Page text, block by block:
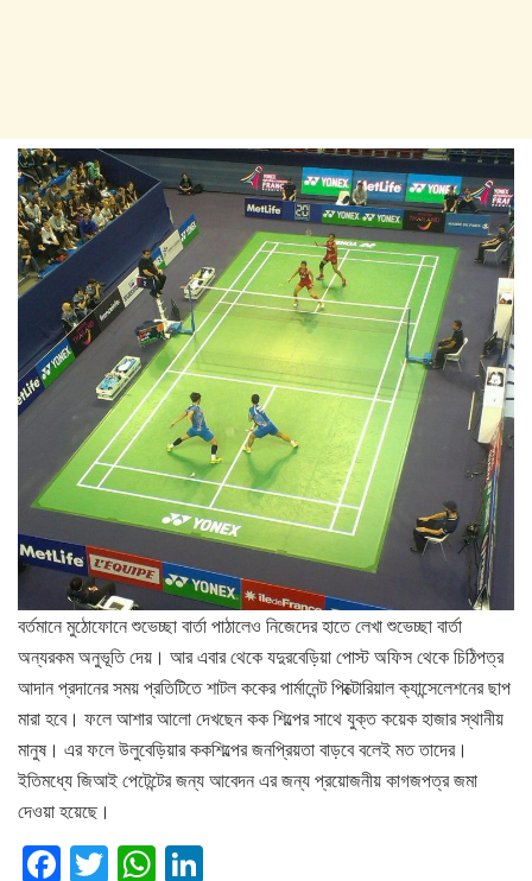
বর্তমানে মুঠোফোনে শুভেচ্ছা বার্তা পাঠালেও নিজেদের হাতে লেখা শুভেচ্ছা বার্তা
অন্যরকম অনুভূতি দেয়। আর এবার থেকে যদুরবেড়িয়া পোস্ট অফিস থেকে চিঠিপত্র
আদান প্রদানের সময় প্রতিটিতে শাটল ককের পার্মানেন্ট পিক্টোরিয়াল ক্যান্সেলেশনের ছাপ
মারা হবে। ফলে আশার আলো দেখছেন কক শিল্পের সাথে যুক্ত কয়েক হাজার স্থানীয়
মানুষ। এর ফলে উলুবেড়িয়ার ককশিল্পের জনপ্রিয়তা বাড়বে বলেই মত তাদের।
ইতিমধ্যে জিআই পেটেন্টের জন্য আবেদন এর জন্য প্রয়োজনীয় কাগজপত্র জমা
দেওয়া হয়েছে।
F T W